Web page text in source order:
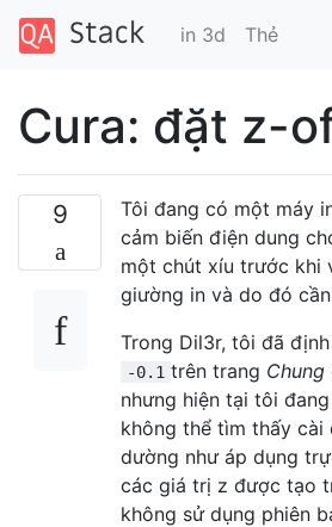
in 3d Thẻ
Cura: đặt z-
9
Tôi đang có một máy
cảm biến điện dung
một chút xíu trước khi
giường in và do đó
Trong Dil3r, tôi đã
-0.1 trên trang Chung
nhưng hiện tại tôi
không thể tìm thấy cài
dường như áp dụng
các giá trị z được tạo
không sử dụng phiên